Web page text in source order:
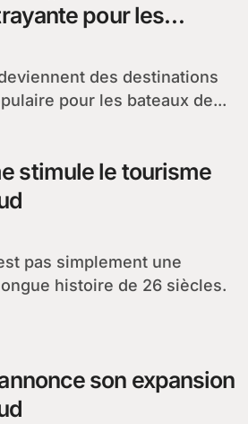
pour les
pour les bateaux de...
stimule le tourisme
histoire de 26 siècles.
son expansion